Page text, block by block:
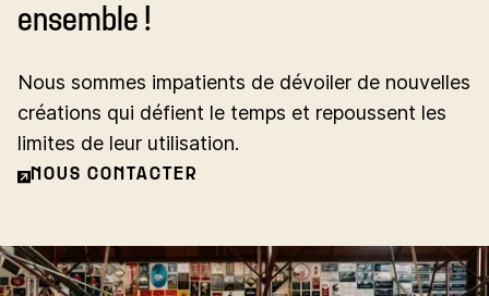
ensemble !
Nous sommes impatients de dévoiler de nouvelles
créations qui défient le temps et repoussent les
limites de leur utilisation.
NOUS CONTACTER